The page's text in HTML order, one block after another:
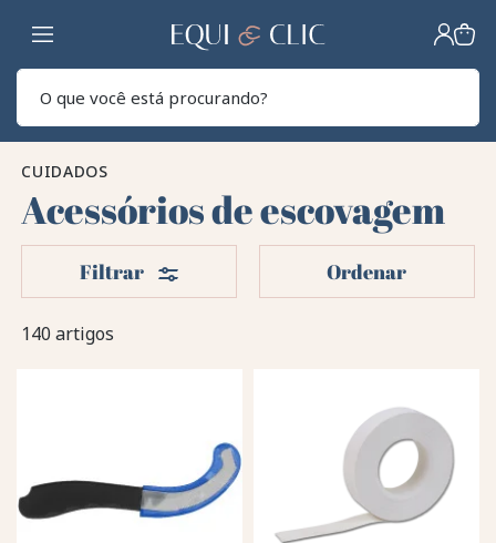
Lar
CUIDADOS
Acessórios de escovagem
140 artigos
Filtrar Filters Ordenar